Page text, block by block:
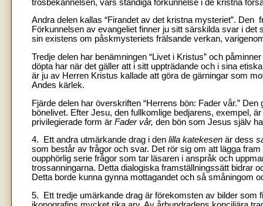
trosbekännelsen, vars ständiga förkunnelse i de kristna
Andra delen kallas “Firandet av det kristna mysteriet”. Den
Förkunnelsen av evangeliet finner ju sitt särskilda svar i
sin existens om påskmysteriets frälsande verkan,
Tredje delen har benämningen “Livet i Kristus” och
döpta har när det gäller att i sitt uppträdande och i sina
är ju av Herren Kristus kallade att göra de gärningar som
Andes kärlek.
Fjärde delen har överskriften “Herrens bön: Fader vår.”
bönelivet. Efter Jesu, den fullkomlige bedjarens, exempel,
privilegierade form är Fader vår, den bön som Jesus själv
4. Ett andra utmärkande drag i den lilla katekesen är dess
som består av frågor och svar. Det rör sig om att lägga
oupphörlig serie frågor som tar läsaren i anspråk och
trossanningarna. Detta dialogiska framställningssätt bidrar
Detta borde kunna gynna mottagandet och så småningom
5. Ett tredje umärkande drag är förekomsten av bilder som